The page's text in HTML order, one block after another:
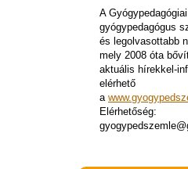
A
gyógypedagógus
és legolvasottabb
mely 2008 óta
aktuális hírekkel-
elérhető
a
Elérhetőség: